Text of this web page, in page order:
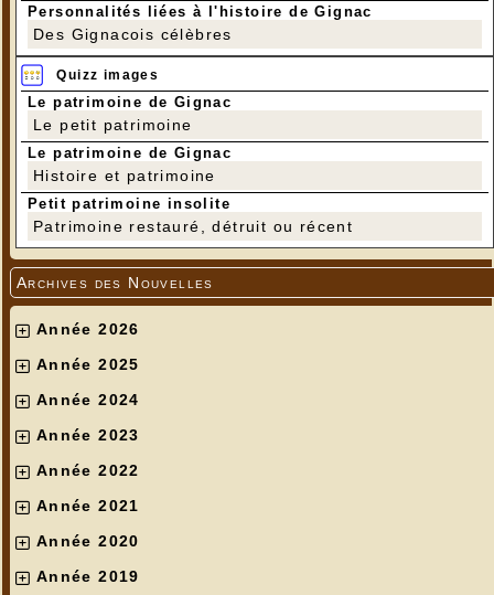
Personnalités liées à l'histoire de Gignac
Des Gignacois célèbres
Quizz images
Le patrimoine de Gignac
Le petit patrimoine
Le patrimoine de Gignac
Histoire et patrimoine
Petit patrimoine insolite
Patrimoine restauré, détruit ou récent
Archives des Nouvelles
Année 2026
Année 2025
Année 2024
Année 2023
Année 2022
Année 2021
Année 2020
Année 2019